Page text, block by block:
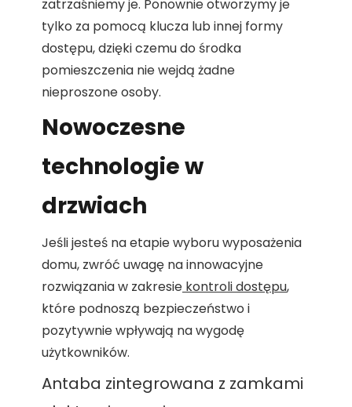
zatrzaśniemy je. Ponownie otworzymy je
tylko za pomocą klucza lub innej formy
dostępu, dzięki czemu do środka
pomieszczenia nie wejdą żadne
nieproszone osoby.
Nowoczesne
technologie w
drzwiach
Jeśli jesteś na etapie wyboru wyposażenia
domu, zwróć uwagę na innowacyjne
rozwiązania w zakresie kontroli dostępu,
które podnoszą bezpieczeństwo i
pozytywnie wpływają na wygodę
użytkowników.
Antaba zintegrowana z zamkami